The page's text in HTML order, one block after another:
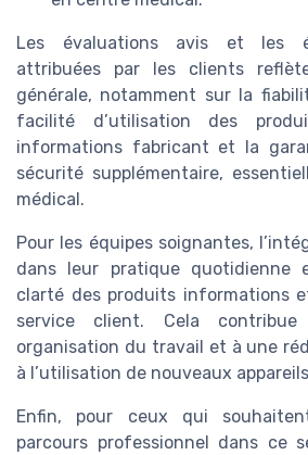
Les évaluations avis et les
attribuées par les clients
générale, notamment sur la
facilité d’utilisation des
informations fabricant et la
sécurité supplémentaire,
médical.
Pour les équipes soignantes,
dans leur pratique quotidienne
clarté des produits informations
service client. Cela
organisation du travail et à une
à l’utilisation de nouveaux
Enfin, pour ceux qui
parcours professionnel dans ce